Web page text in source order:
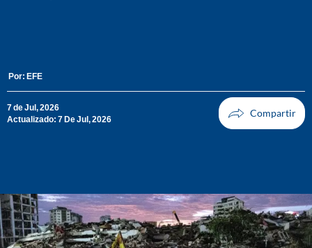
Por: EFE
7 de Jul, 2026
Actualizado: 7 De Jul, 2026